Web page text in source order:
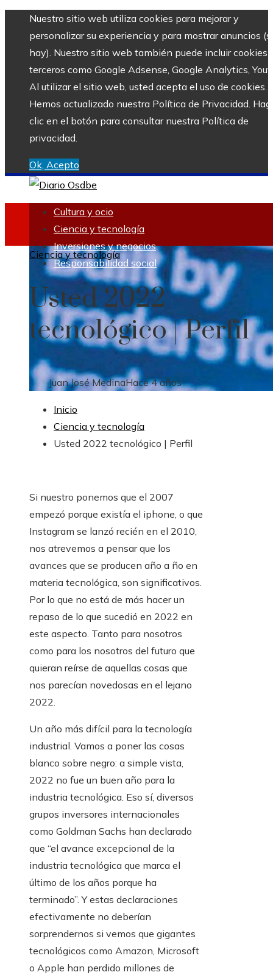
Nuestro sitio web utiliza cookies para mejorar y
personalizar su experiencia y para mostrar anuncios
hay). Nuestro sitio web también puede incluir cookies
terceros como Google Adsense, Google Analytics,
Al utilizar el sitio web, usted acepta el uso de cookies.
Hemos actualizado nuestra Política de Privacidad.
clic en el botón para consultar nuestra Política de
privacidad.
Ok, Acepto
Cultura y ocio
Ciencia y tecnología
Inversiones y negocios
Responsabilidad social
Ciencia y tecnología
Usted 2022
tecnológico | Perfil
Juan José MedinaHace 4 años
Inicio
Ciencia y tecnología
Usted 2022 tecnológico | Perfil
Si nuestro ponemos que el 2007
empezó porque existía el iphone, o que
Instagram se lanzó recién en el 2010,
nos atrevemos a pensar que los
avances que se producen año a ño en
materia tecnológica, son significativos.
Por lo que no está de más hacer un
repaso de lo que sucedió en 2022 en
este aspecto. Tanto para nosotros
como para los nosotros del futuro que
quieran reírse de aquellas cosas que
nos parecían novedosas en el lejano
2022.
Un año más difícil para la tecnología
industrial. Vamos a poner las cosas
blanco sobre negro: a simple vista,
2022 no fue un buen año para la
industria tecnológica. Eso sí, diversos
grupos inversores internacionales
como Goldman Sachs han declarado
que “el avance excepcional de la
industria tecnológica que marca el
último de los años porque ha
terminado”. Y estas declaraciones
efectivamente no deberían
sorprendernos si vemos que gigantes
tecnológicos como Amazon, Microsoft
o Apple han perdido millones de